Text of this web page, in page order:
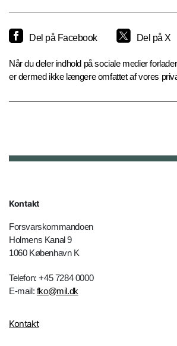
Del på Facebook Del på X
Når du deler indhold på sociale medier
er dermed ikke længere omfattet af vores
Kontakt
Forsvarskommandoen
Holmens Kanal 9
1060 København K
Telefon: +45 7284 0000
E-mail: fko@mil.dk
Kontakt